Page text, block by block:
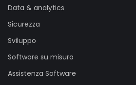
Data & analytics
Sicurezza
Sviluppo
Software su misura
Assistenza Software